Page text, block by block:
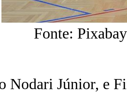
Fonte:
Nodari Júnior, e